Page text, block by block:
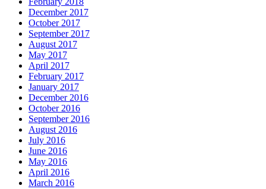
December 2017
October 2017
September 2017
August 2017
May 2017
April 2017
February 2017
January 2017
December 2016
October 2016
September 2016
August 2016
July 2016
June 2016
May 2016
April 2016
March 2016